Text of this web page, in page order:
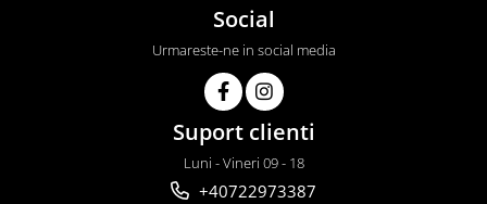
Social
Urmareste-ne in social media
Suport clienti
Luni - Vineri 09 - 18
+40722973387